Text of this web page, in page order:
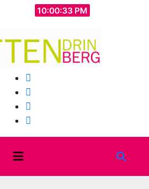
10:00:36 PM